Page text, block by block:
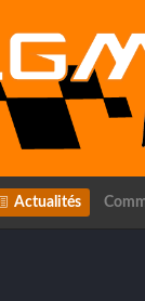
Actualités